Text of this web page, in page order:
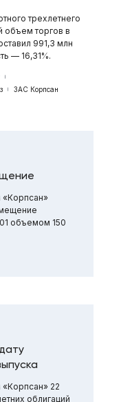
трехлетнего
торгов в
991,3 млн
— 16,31%.
ЗАС Корпсан
объемом 150
22
облигаций